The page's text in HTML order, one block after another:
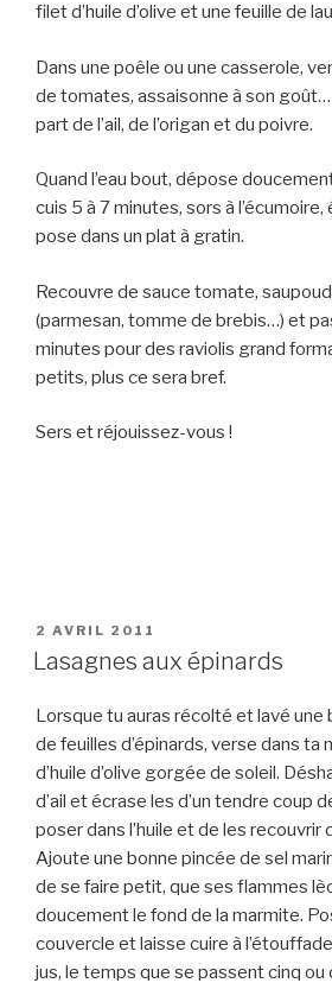
filet d’huile d’olive et une feuille de
Dans une poêle ou une casserole,
de tomates, assaisonne à son goût…
part de l’ail, de l’origan et du poivre.
Quand l’eau bout, dépose
cuis 5 à 7 minutes, sors à
pose dans un plat à gratin.
Recouvre de sauce tomate,
(parmesan, tomme de brebis…) et
minutes pour des raviolis grand
petits, plus ce sera bref.
Sers et réjouissez-vous !
PUBLIÉ
LE
2 AVRIL 2011
Lasagnes aux épinards
Lorsque tu auras récolté et lavé une
de feuilles d’épinards, verse dans ta
d’huile d’olive gorgée de soleil.
d’ail et écrase les d’un tendre coup
poser dans l’huile et de les recouvrir
Ajoute une bonne pincée de sel
de se faire petit, que ses flammes
doucement le fond de la marmite.
couvercle et laisse cuire à
jus, le temps que se passent cinq ou